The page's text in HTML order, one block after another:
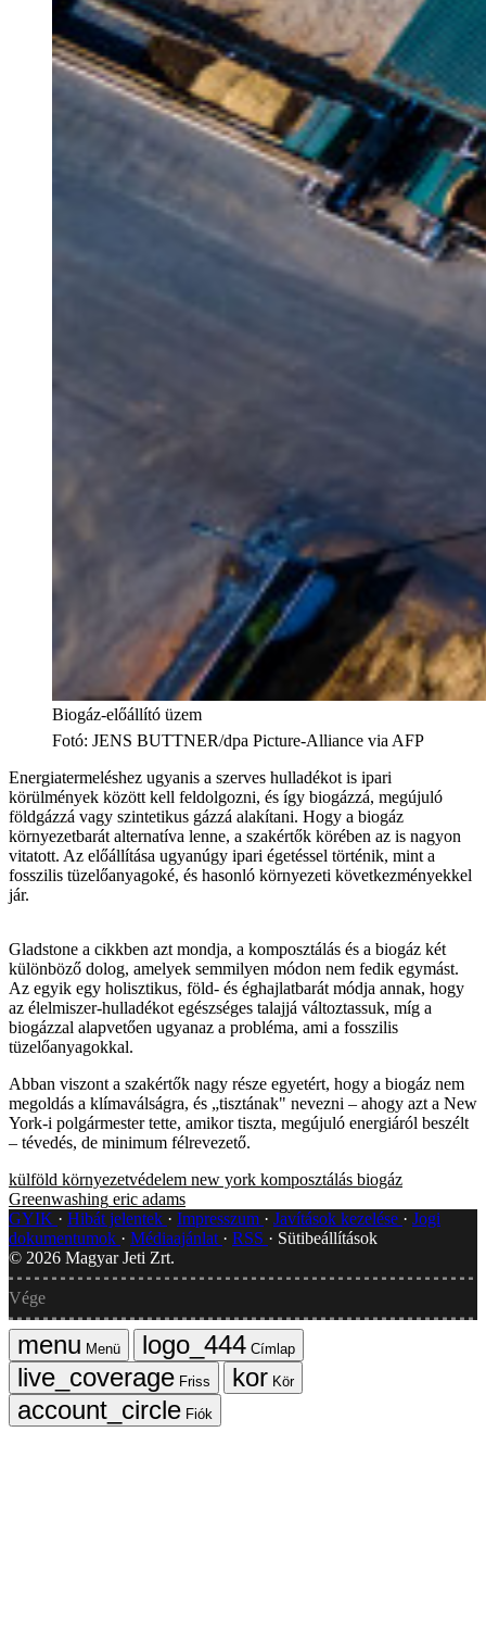
Biogáz-előállító üzem
Fotó: JENS BUTTNER/dpa Picture-Alliance via AFP
Energiatermeléshez ugyanis a szerves hulladékot is ipari
körülmények között kell feldolgozni, és így biogázzá, megújuló
földgázzá vagy szintetikus gázzá alakítani. Hogy a biogáz
környezetbarát alternatíva lenne, a szakértők körében az is nagyon
vitatott. Az előállítása ugyanúgy ipari égetéssel történik, mint a
fosszilis tüzelőanyagoké, és hasonló környezeti következményekkel
jár.
Gladstone a cikkben azt mondja, a komposztálás és a biogáz két
különböző dolog, amelyek semmilyen módon nem fedik egymást.
Az egyik egy holisztikus, föld- és éghajlatbarát módja annak, hogy
az élelmiszer-hulladékot egészséges talajjá változtassuk, míg a
biogázzal alapvetően ugyanaz a probléma, ami a fosszilis
tüzelőanyagokkal.
Abban viszont a szakértők nagy része egyetért, hogy a biogáz nem
megoldás a klímaválságra, és „tisztának" nevezni – ahogy azt a New
York-i polgármester tette, amikor tiszta, megújuló energiáról beszélt
– tévedés, de minimum félrevezető.
külföld környezetvédelem new york komposztálás biogáz
Greenwashing eric adams
GYIK
Hibát jelentek Impresszum Javítások kezelése
Jogi
dokumentumok
Médiaajánlat RSS
Sütibeállítások
© 2026 Magyar Jeti Zrt.
Vége
Menü
Címlap
Friss
Kör
Fiók